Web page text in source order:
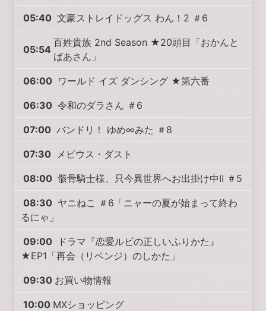
05:40 文豪ストレイドッグス わん！2 ＃6
05:54
百姓貴族 2nd Season ★20頭目「おかんと
ばあさん」
06:00 ワールド イズ ダンシング ★第六番
06:30 令和のダラさん ＃6
07:00 バンドリ！ ゆめ∞みた ＃8
07:30 メビウス・ダスト
08:00 骸骨騎士様、只今異世界へお出掛け中Ⅱ ＃5
08:30 ヤニねこ ＃6「ニャーの夏が始まって終わ
るにゃ」
09:00
ドラマ『恋愛ルビの正しいふりかた』
★EP1「再会（リベンジ）のしかた」
09:30 お買い物情報
10:00 MXショッピング